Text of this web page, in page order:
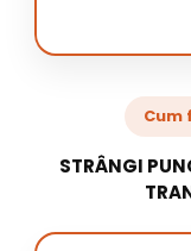
Cum
STRÂNGI